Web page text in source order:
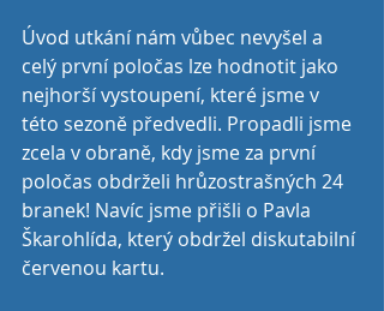
Úvod utkání nám vůbec nevyšel a
celý první poločas lze hodnotit jako
nejhorší vystoupení, které jsme v
této sezoně předvedli. Propadli jsme
zcela v obraně, kdy jsme za první
poločas obdrželi hrůzostrašných 24
branek! Navíc jsme přišli o Pavla
Škarohlída, který obdržel diskutabilní
červenou kartu.